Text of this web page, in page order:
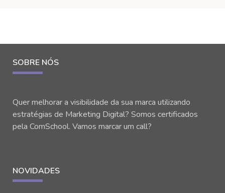
SOBRE NÓS
Quer melhorar a visibilidade da sua marca utilizando
estratégias de Marketing Digital? Somos certificados
pela ComSchool. Vamos marcar um call?
NOVIDADES